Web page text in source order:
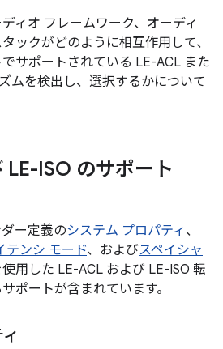
ィオ フレームワーク、オーディ
ックがどのように相互作用して、
サポートされている LE-ACL また
ムを検出し、選択するかについて
LE-ISO のサポート
ー定義のシステム プロパティ 、
テンシ モード、およびスペイシャ
使用した LE-ACL および LE-ISO 転
ポートが含まれています。